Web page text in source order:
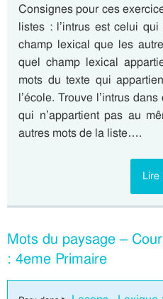
Consignes pour ces
listes : l’intrus est celui
champ lexical que les
quel champ lexical
mots du texte qui
l’école. Trouve l’intrus
qui n’appartient pas au
autres mots de la liste….
Lire
Mots du paysage –
: 4eme Primaire